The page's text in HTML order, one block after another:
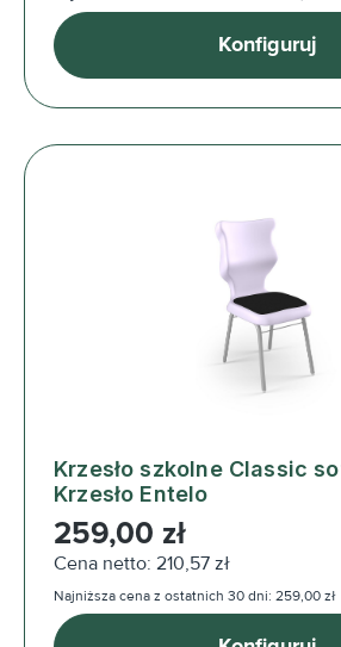
Konfiguruj
Krzesło szkolne Classic
Krzesło Entelo
Cena regularna:
259,00 zł
Cena netto: 210,57 zł
Najniższa cena z ostatnich 30 dni: 259,00 zł